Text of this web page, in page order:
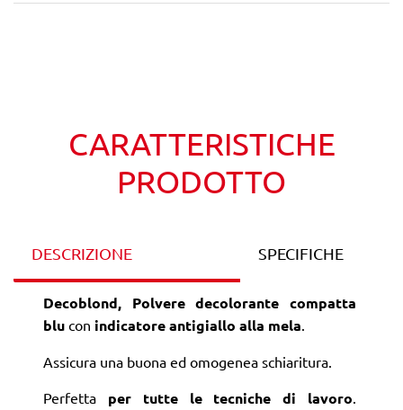
CARATTERISTICHE
PRODOTTO
DESCRIZIONE SPECIFICHE
Decoblond, Polvere decolorante compatta
blu con indicatore antigiallo alla mela.
Assicura una buona ed omogenea schiaritura.
Perfetta per tutte le tecniche di lavoro.